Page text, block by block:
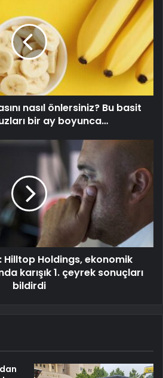
nasıl önlersiniz? Bu basit
bir ay boyunca…
Hilltop Holdings, ekonomik
karışık 1. çeyrek sonuçları
bildirdi